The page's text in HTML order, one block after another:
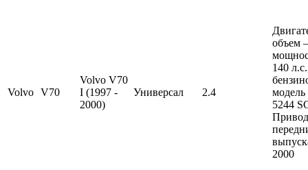
Volvo V70
Volvo V70
I (1997 -
2000)
Универсал 2.4
объем
140
5244
2000